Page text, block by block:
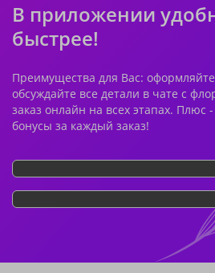
В приложении
быстрее!
Преимущества для Вас:
обсуждайте все детали в чате с
заказ онлайн на всех этапах. Плюс
бонусы за каждый заказ!